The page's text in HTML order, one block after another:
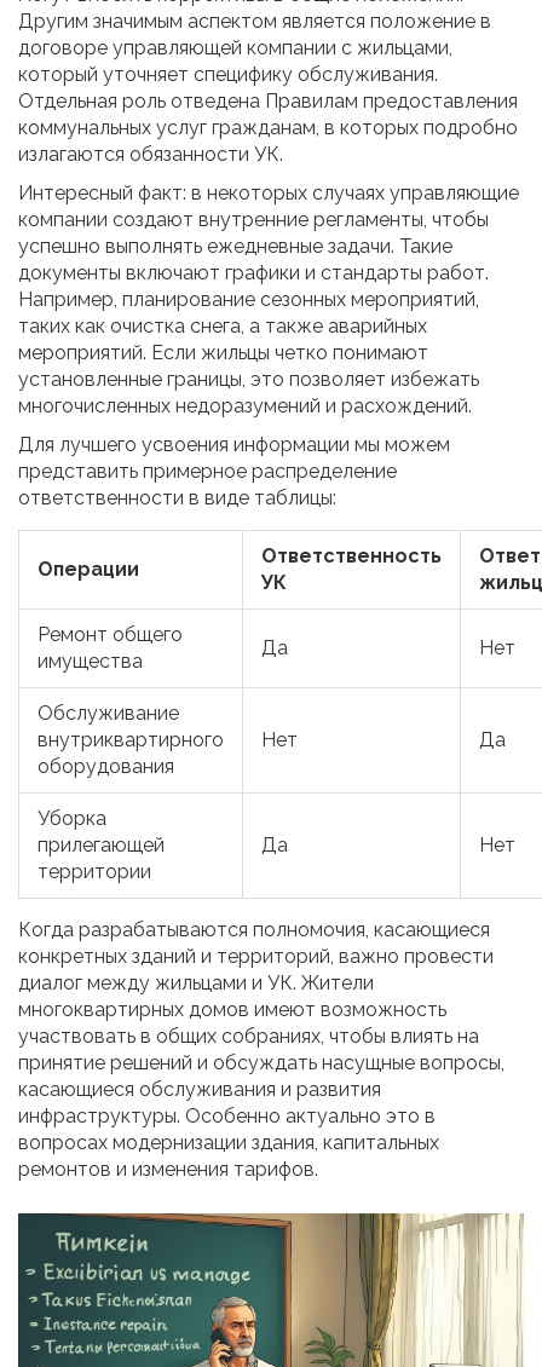
Другим значимым аспектом является положение в
договоре управляющей компании с жильцами,
который уточняет специфику обслуживания.
Отдельная роль отведена Правилам предоставления
коммунальных услуг гражданам, в которых подробно
излагаются обязанности УК.
Интересный факт: в некоторых случаях управляющие
компании создают внутренние регламенты, чтобы
успешно выполнять ежедневные задачи. Такие
документы включают графики и стандарты работ.
Например, планирование сезонных мероприятий,
таких как очистка снега, а также аварийных
мероприятий. Если жильцы четко понимают
установленные границы, это позволяет избежать
многочисленных недоразумений и расхождений.
Для лучшего усвоения информации мы можем
представить примерное распределение
ответственности в виде таблицы:
Операции
Ответственность
УК
Ремонт общего
имущества
Да Нет
Обслуживание
внутриквартирного
оборудования
Нет Да
Уборка
прилегающей
территории
Да Нет
Когда разрабатываются полномочия, касающиеся
конкретных зданий и территорий, важно провести
диалог между жильцами и УК. Жители
многоквартирных домов имеют возможность
участвовать в общих собраниях, чтобы влиять на
принятие решений и обсуждать насущные вопросы,
касающиеся обслуживания и развития
инфраструктуры. Особенно актуально это в
вопросах модернизации здания, капитальных
ремонтов и изменения тарифов.